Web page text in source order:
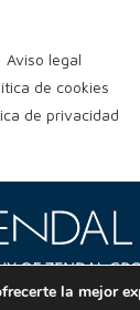
Aviso legal
de cookies
de privacidad
la mejor